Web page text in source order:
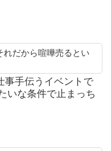
れだから喧嘩売るとい
事手伝うイベントで
いな条件で止まっち